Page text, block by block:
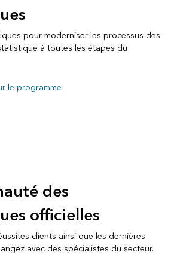
pour moderniser les processus des
à toutes les étapes du
le programme
des
officielles
clients ainsi que les dernières
avec des spécialistes du secteur.